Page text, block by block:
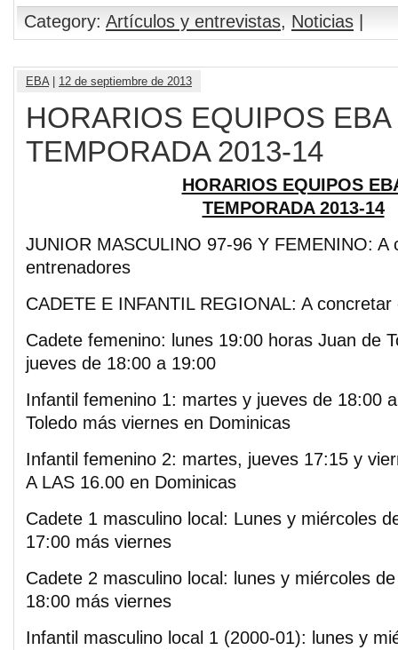
Category: Artículos y entrevistas, Noticias
EBA| 12 de septiembre de 2013
HORARIOS EQUIPOS EBA
TEMPORADA 2013-14
HORARIOS EQUIPOS
TEMPORADA 2013-14
JUNIOR MASCULINO 97-96 Y FEMENINO: A
entrenadores
CADETE E INFANTIL REGIONAL: A
Cadete femenino: lunes 19:00 horas Juan de
jueves de 18:00 a 19:00
Infantil femenino 1: martes y jueves de 18:00
Toledo más viernes en Dominicas
Infantil femenino 2: martes, jueves 17:15 y
A LAS 16.00 en Dominicas
Cadete 1 masculino local: Lunes y miércoles
17:00 más viernes
Cadete 2 masculino local: lunes y miércoles
18:00 más viernes
Infantil masculino local 1 (2000-01): lunes y